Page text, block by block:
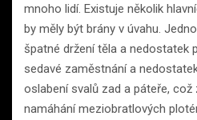
mnoho lidí. Existuje několik
by měly být brány v úvahu.
špatné držení těla a nedostatek
sedavé zaměstnání a
oslabení svalů zad a páteře, což
namáhání meziobratlových